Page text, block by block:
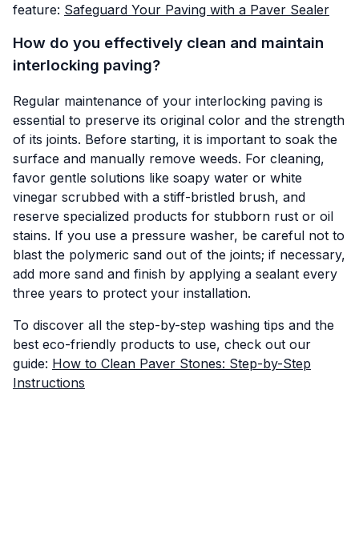
feature: Safeguard Your Paving with a Paver Sealer
How do you effectively clean and maintain
interlocking paving?
Regular maintenance of your interlocking paving is
essential to preserve its original color and the strength
of its joints. Before starting, it is important to soak the
surface and manually remove weeds. For cleaning,
favor gentle solutions like soapy water or white
vinegar scrubbed with a stiff-bristled brush, and
reserve specialized products for stubborn rust or oil
stains. If you use a pressure washer, be careful not to
blast the polymeric sand out of the joints; if necessary,
add more sand and finish by applying a sealant every
three years to protect your installation.
To discover all the step-by-step washing tips and the
best eco-friendly products to use, check out our
guide: How to Clean Paver Stones: Step-by-Step
Instructions